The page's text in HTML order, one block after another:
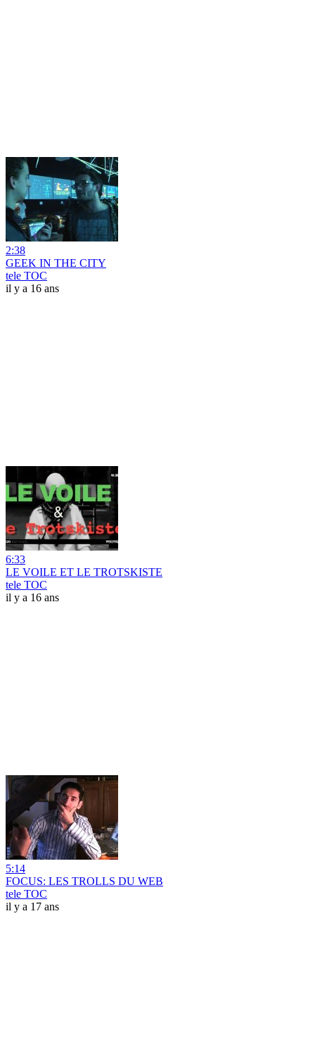
2:38
GEEK IN THE CITY
tele TOC
il y a 16 ans
6:33
LE VOILE ET LE TROTSKISTE
tele TOC
il y a 16 ans
5:14
FOCUS: LES TROLLS DU WEB
tele TOC
il y a 17 ans